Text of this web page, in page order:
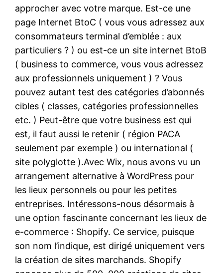
approcher avec votre marque. Est-ce une
page Internet BtoC ( vous vous adressez aux
consommateurs terminal d’emblée : aux
particuliers ? ) ou est-ce un site internet BtoB
( business to commerce, vous vous adressez
aux professionnels uniquement ) ? Vous
pouvez autant test des catégories d’abonnés
cibles ( classes, catégories professionnelles
etc. ) Peut-être que votre business est qui
est, il faut aussi le retenir ( région PACA
seulement par exemple ) ou international (
site polyglotte ).Avec Wix, nous avons vu un
arrangement alternative à WordPress pour
les lieux personnels ou pour les petites
entreprises. Intéressons-nous désormais à
une option fascinante concernant les lieux de
e-commerce : Shopify. Ce service, puisque
son nom l’indique, est dirigé uniquement vers
la création de sites marchands. Shopify